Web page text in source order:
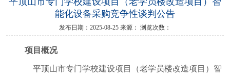
法治热点
法治调研督察
以案释法 政府立法
人民调解
人民监督和
行政执法监
典型风采 政府信息公
依申请公
容
能化设备采购竞争性谈判公告
发布日期：2025-08-25 来源： 浏览次数：
项目概况
平顶山市专门学校建设项目（老学员楼改造项目）智